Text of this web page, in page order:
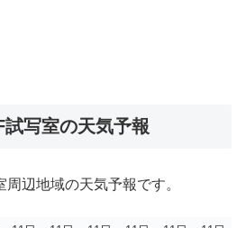
写室の天気予報
辺地域の天気予報です。